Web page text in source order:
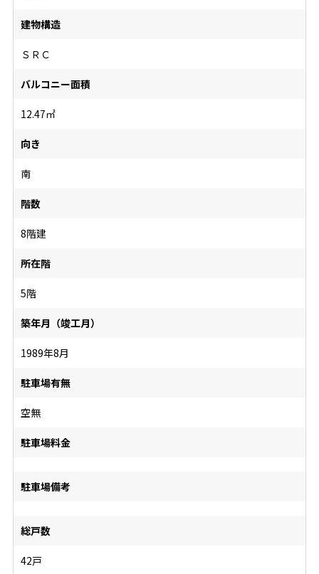
建物構造
ＳＲＣ
バルコニー面積
12.47㎡
向き
南
階数
8階建
所在階
5階
築年月（竣工月）
1989年8月
駐車場有無
空無
駐車場料金
駐車場備考
総戸数
42戸